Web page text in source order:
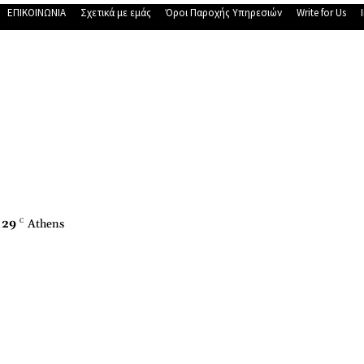
ΕΠΙΚΟΙΝΩΝΙΑ Σχετικά με εμάς Όροι Παροχής Υπηρεσιών Write for Us
29 C Athens